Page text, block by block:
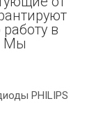
в
Мы
PHILIPS